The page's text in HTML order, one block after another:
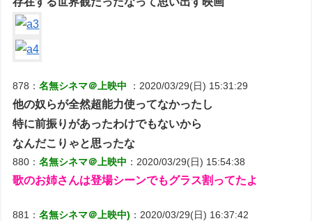
878：名無シネマ＠上映中 ：2020/03/29(日) 15:31:29
他の奴らが全然超能力使ってなかったし
特に前振りがあったわけでもないから
なんだこりゃと思ったな
880：名無シネマ＠上映中 ：2020/03/29(日) 15:54:38
歌のお姉さんは登場シーンでもグラス割ってたよ
881：名無シネマ＠上映中) ：2020/03/29(日) 16:37:42